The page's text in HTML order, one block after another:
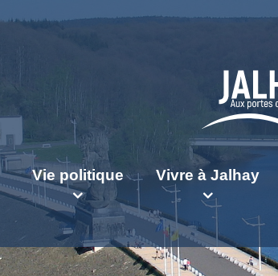
Vie politique Vivre à Jalhay